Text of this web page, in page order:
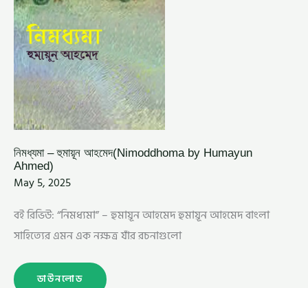
নিমধ্যমা – হুমায়ূন আহমেদ(Nimoddhoma by Humayun
Ahmed)
May 5, 2025
বই রিভিউ: “নিমধ্যমা” – হুমায়ূন আহমেদ হুমায়ূন আহমেদ বাংলা
সাহিত্যের এমন এক নক্ষত্র যাঁর রচনাগুলো
ডাউনলোড